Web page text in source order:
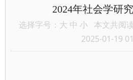
2024年社会学研
选择字号： 大 中 小 本文共阅
2025-01-19